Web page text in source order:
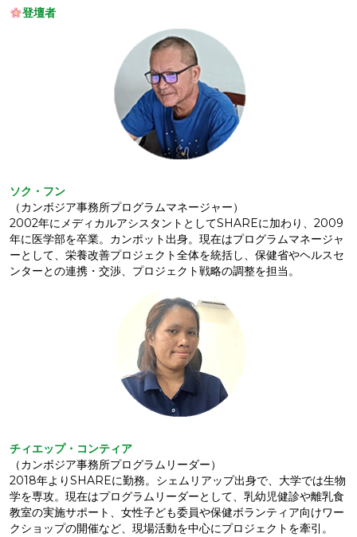
登壇者
ソク・フン
（カンボジア事務所プログラムマネージャー）
2002年にメディカルアシスタントとしてSHAREに加わり、2009
年に医学部を卒業。カンポット出身。現在はプログラムマネージャ
ーとして、栄養改善プロジェクト全体を統括し、保健省やヘルスセ
ンターとの連携・交渉、プロジェクト戦略の調整を担当。
チィエップ・コンティア
（カンボジア事務所プログラムリーダー）
2018年よりSHAREに勤務。シェムリアップ出身で、大学では生物
学を専攻。現在はプログラムリーダーとして、乳幼児健診や離乳食
教室の実施サポート、女性子ども委員や保健ボランティア向けワー
クショップの開催など、現場活動を中心にプロジェクトを牽引。